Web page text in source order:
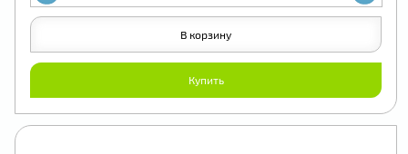
Купить
В корзину